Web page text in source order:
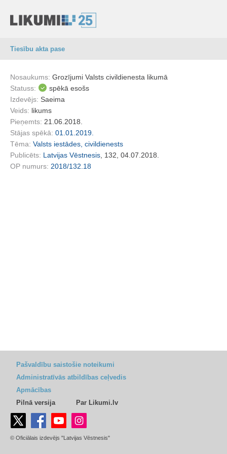
Tiesību akta pase
Nosaukums: Grozījumi Valsts civildienesta likumā
Statuss:
spēkā esošs
Izdevējs: Saeima
Veids: likums
Pieņemts: 21.06.2018.
Stājas spēkā: 01.01.2019.
Tēma: Valsts iestādes, civildienests
Publicēts: Latvijas Vēstnesis , 132, 04.07.2018.
OP numurs: 2018/132.18
Pašvaldību saistošie noteikumi
Administratīvās atbildības ceļvedis
Apmācības
Pilnā versija
Par Likumi.lv
© Oficiālais izdevējs "Latvijas Vēstnesis"